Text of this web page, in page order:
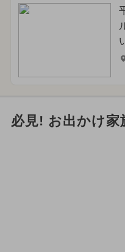
必見! お出かけ家